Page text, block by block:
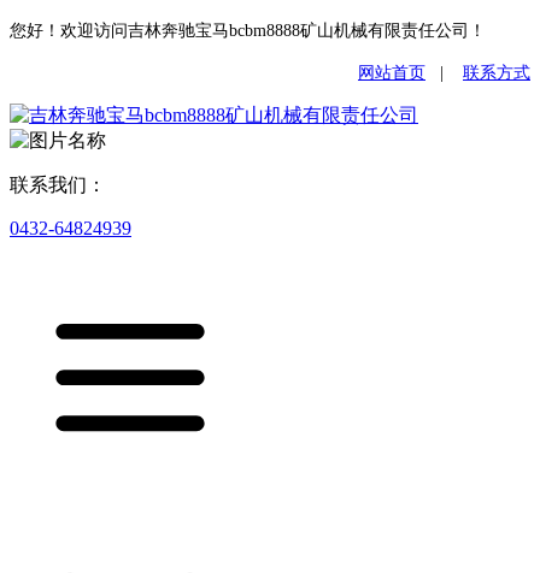
您好！欢迎访问吉林奔驰宝马bcbm8888矿山机械有限责任公司！
网站首页 联系方式
联系我们：
0432-64824939